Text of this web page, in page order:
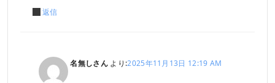
返信
名無しさん より:2025年11月13日 12:19 AM